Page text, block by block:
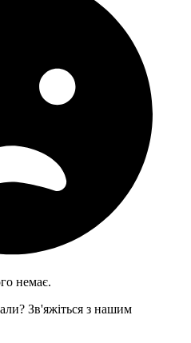
немає.
Зв'яжіться з нашим